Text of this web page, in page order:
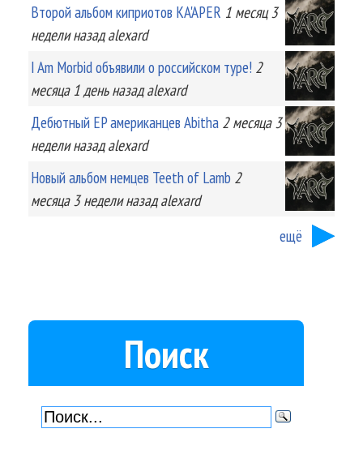
Второй альбом киприотов KA'APER 1 месяц 3
неделиназад alexard
I Am Morbid объявили о российском туре! 2
месяца 1 деньназад alexard
Дебютный EP американцев Abitha 2 месяца 3
неделиназад alexard
Новый альбом немцев Teeth of Lamb 2
месяца 3 неделиназад alexard
ещё
Поиск